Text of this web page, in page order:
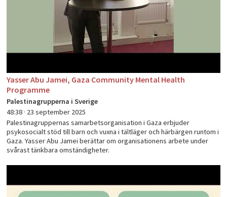
Yasser Abu Jamei, Gaza Community Mental Health
Programme
Palestinagrupperna i Sverige
48:38 · 23 september 2025
Palestinagruppernas samarbetsorganisation i Gaza erbjuder
psykosocialt stöd till barn och vuxna i tältläger och härbärgen runtom i
Gaza. Yasser Abu Jamei berättar om organisationens arbete under
svårast tänkbara omständigheter.